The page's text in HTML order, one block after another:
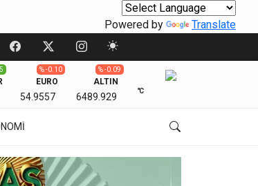
Powered by Translate
EURO
54.9557
% -0.10
ALTIN
6489.929
% -0.09
℃